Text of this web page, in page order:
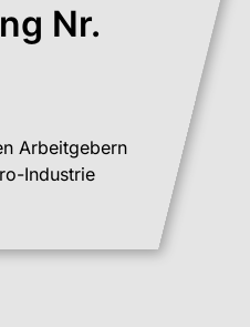
Nr.
Arbeitgebern
Industrie